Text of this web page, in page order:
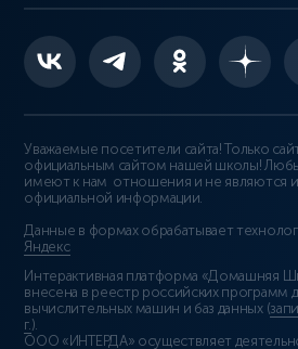
Уважаемые посетители сайта! Только
официальным сайтом нашей школы!
имеют к нам отношения и не являются
официальной информации.
Данные в формах обрабатывает
Яндекс
Интерактивная платформа «Домашняя
внесена в реестр российских программ
вычислительных машин и баз данных (
г.).
ООО «ИНТЕРДА» осуществляет